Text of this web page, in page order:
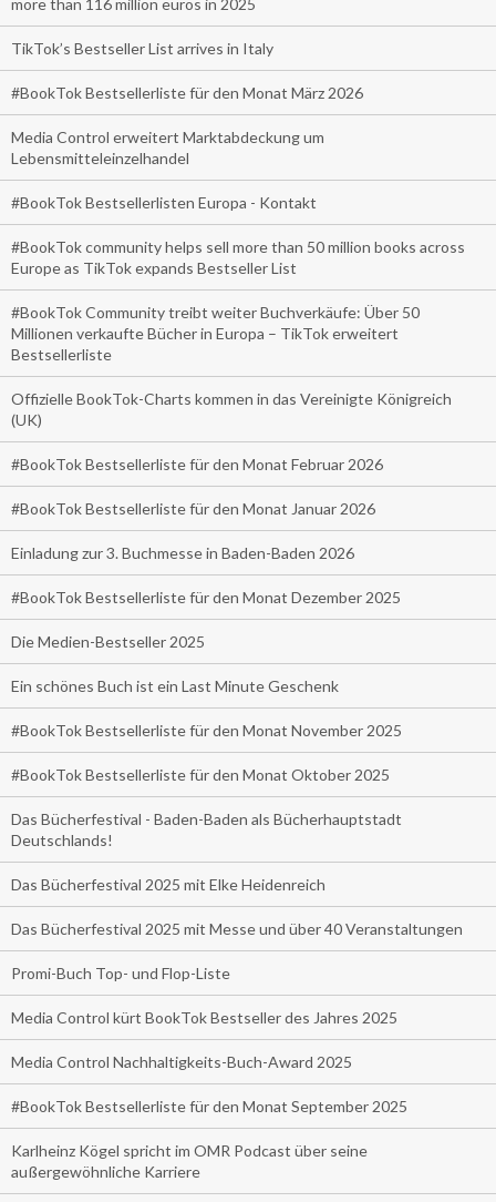
more than 116 million euros in 2025
TikTok’s Bestseller List arrives in Italy
#BookTok Bestsellerliste für den Monat März 2026
Media Control erweitert Marktabdeckung um
Lebensmitteleinzelhandel
#BookTok Bestsellerlisten Europa - Kontakt
#BookTok community helps sell more than 50 million books across
Europe as TikTok expands Bestseller List
#BookTok Community treibt weiter Buchverkäufe: Über 50
Millionen verkaufte Bücher in Europa – TikTok erweitert
Bestsellerliste
Offizielle BookTok-Charts kommen in das Vereinigte Königreich
(UK)
#BookTok Bestsellerliste für den Monat Februar 2026
#BookTok Bestsellerliste für den Monat Januar 2026
Einladung zur 3. Buchmesse in Baden-Baden 2026
#BookTok Bestsellerliste für den Monat Dezember 2025
Die Medien-Bestseller 2025
Ein schönes Buch ist ein Last Minute Geschenk
#BookTok Bestsellerliste für den Monat November 2025
#BookTok Bestsellerliste für den Monat Oktober 2025
Das Bücherfestival - Baden-Baden als Bücherhauptstadt
Deutschlands!
Das Bücherfestival 2025 mit Elke Heidenreich
Das Bücherfestival 2025 mit Messe und über 40 Veranstaltungen
Promi-Buch Top- und Flop-Liste
Media Control kürt BookTok Bestseller des Jahres 2025
Media Control Nachhaltigkeits-Buch-Award 2025
#BookTok Bestsellerliste für den Monat September 2025
Karlheinz Kögel spricht im OMR Podcast über seine
außergewöhnliche Karriere